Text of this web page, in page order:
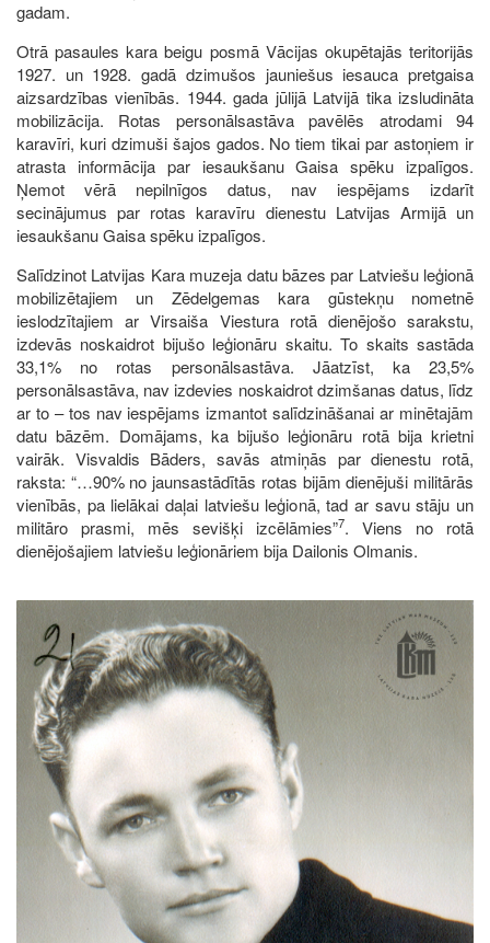
gadam.
Otrā pasaules kara beigu posmā Vācijas okupētajās teritorijās
1927. un 1928. gadā dzimušos jauniešus iesauca pretgaisa
aizsardzības vienībās. 1944. gada jūlijā Latvijā tika izsludināta
mobilizācija. Rotas personālsastāva pavēlēs atrodami 94
karavīri, kuri dzimuši šajos gados. No tiem tikai par astoņiem ir
atrasta informācija par iesaukšanu Gaisa spēku izpalīgos.
Ņemot vērā nepilnīgos datus, nav iespējams izdarīt
secinājumus par rotas karavīru dienestu Latvijas Armijā un
iesaukšanu Gaisa spēku izpalīgos.
Salīdzinot Latvijas Kara muzeja datu bāzes par Latviešu leģionā
mobilizētajiem un Zēdelgemas kara gūstekņu nometnē
ieslodzītajiem ar Virsaiša Viestura rotā dienējošo sarakstu,
izdevās noskaidrot bijušo leģionāru skaitu. To skaits sastāda
33,1% no rotas personālsastāva. Jāatzīst, ka 23,5%
personālsastāva, nav izdevies noskaidrot dzimšanas datus, līdz
ar to – tos nav iespējams izmantot salīdzināšanai ar minētajām
datu bāzēm. Domājams, ka bijušo leģionāru rotā bija krietni
vairāk. Visvaldis Bāders, savās atmiņās par dienestu rotā,
raksta: “…90% no jaunsastādītās rotas bijām dienējuši militārās
vienībās, pa lielākai daļai latviešu leģionā, tad ar savu stāju un
militāro prasmi, mēs sevišķi izcēlāmies”7. Viens no rotā
dienējošajiem latviešu leģionāriem bija Dailonis Olmanis.
Image